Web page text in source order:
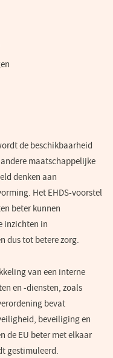
de beschikbaarheid
maatschappelijke
denken aan
Het EHDS-voorstel
beter kunnen
inzichten in
dus tot betere zorg.
van een interne
en -diensten, zoals
bevat
beveiliging en
de EU beter met elkaar
gestimuleerd.